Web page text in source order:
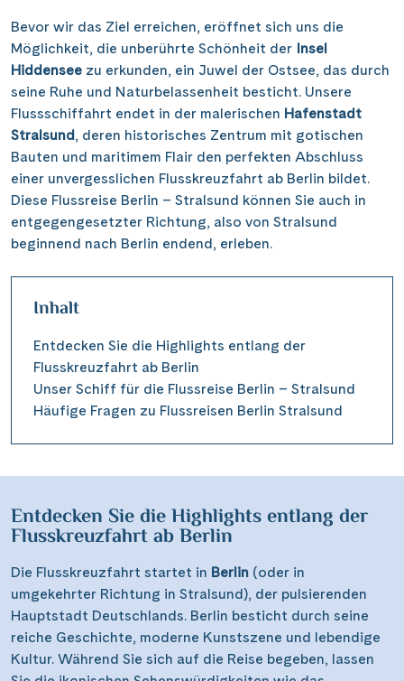
Bevor wir das Ziel erreichen, eröffnet sich uns die
Möglichkeit, die unberührte Schönheit der Insel
Hiddensee zu erkunden, ein Juwel der Ostsee, das durch
seine Ruhe und Naturbelassenheit besticht. Unsere
Flussschiffahrt endet in der malerischen Hafenstadt
Stralsund, deren historisches Zentrum mit gotischen
Bauten und maritimem Flair den perfekten Abschluss
einer unvergesslichen Flusskreuzfahrt ab Berlin bildet.
Diese Flussreise Berlin – Stralsund können Sie auch in
entgegengesetzter Richtung, also von Stralsund
beginnend nach Berlin endend, erleben.
Inhalt
Entdecken Sie die Highlights entlang der
Flusskreuzfahrt ab Berlin
Unser Schiff für die Flussreise Berlin – Stralsund
Häufige Fragen zu Flussreisen Berlin Stralsund
Entdecken Sie die Highlights entlang der
Flusskreuzfahrt ab Berlin
Die Flusskreuzfahrt startet in Berlin (oder in
umgekehrter Richtung in Stralsund), der pulsierenden
Hauptstadt Deutschlands. Berlin besticht durch seine
reiche Geschichte, moderne Kunstszene und lebendige
Kultur. Während Sie sich auf die Reise begeben, lassen